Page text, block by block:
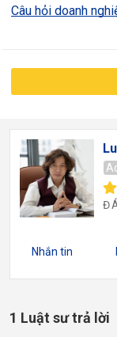
Câu hỏi doanh
Nhắn tin
1 Luật sư trả lời